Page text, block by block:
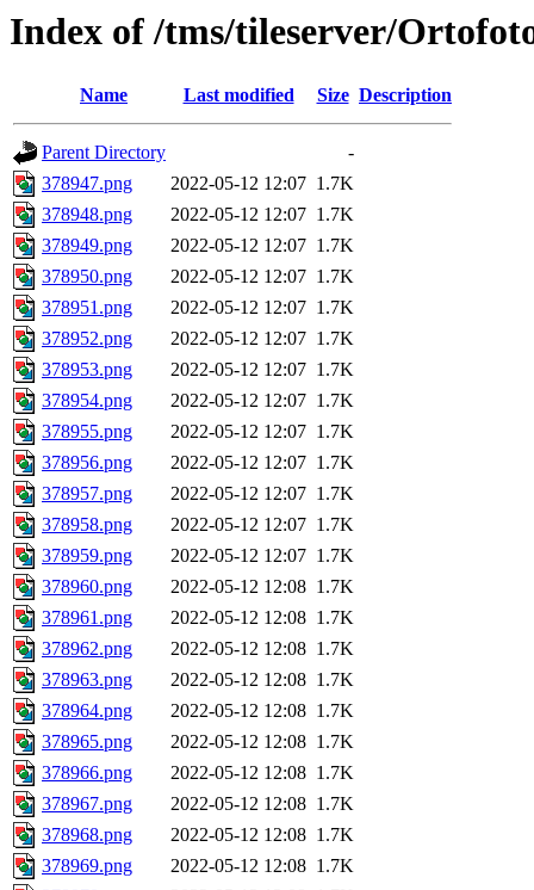
Index of /tms/tileserver/
Name Last modified Size Description
Parent Directory
-
378947.png
2022-05-12 12:07 1.7K
378948.png
2022-05-12 12:07 1.7K
378949.png
2022-05-12 12:07 1.7K
378950.png
2022-05-12 12:07 1.7K
378951.png
2022-05-12 12:07 1.7K
378952.png
2022-05-12 12:07 1.7K
378953.png
2022-05-12 12:07 1.7K
378954.png
2022-05-12 12:07 1.7K
378955.png
2022-05-12 12:07 1.7K
378956.png
2022-05-12 12:07 1.7K
378957.png
2022-05-12 12:07 1.7K
378958.png
2022-05-12 12:07 1.7K
378959.png
2022-05-12 12:07 1.7K
378960.png
2022-05-12 12:08 1.7K
378961.png
2022-05-12 12:08 1.7K
378962.png
2022-05-12 12:08 1.7K
378963.png
2022-05-12 12:08 1.7K
378964.png
2022-05-12 12:08 1.7K
378965.png
2022-05-12 12:08 1.7K
378966.png
2022-05-12 12:08 1.7K
378967.png
2022-05-12 12:08 1.7K
378968.png
2022-05-12 12:08 1.7K
378969.png
2022-05-12 12:08 1.7K